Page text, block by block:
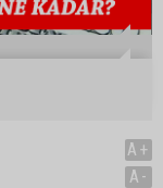
A+
A-